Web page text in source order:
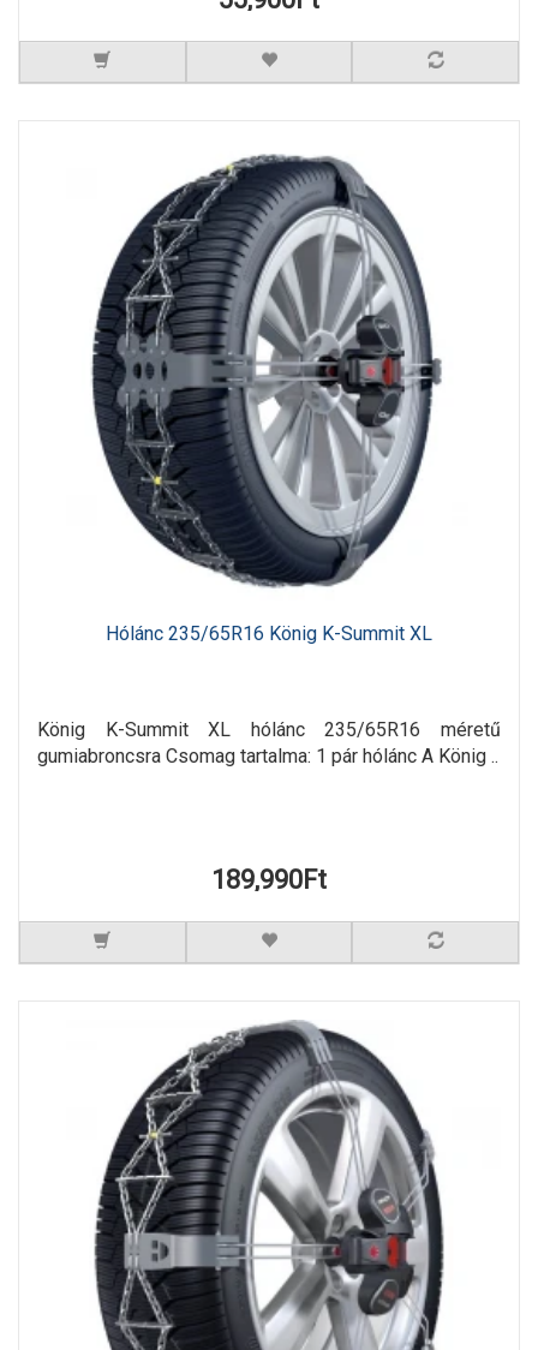
Hólánc 235/65R16 König K-Summit XL
König K-Summit XL hólánc 235/65R16 méretű
gumiabroncsra Csomag tartalma: 1 pár hólánc A König ..
189,990Ft